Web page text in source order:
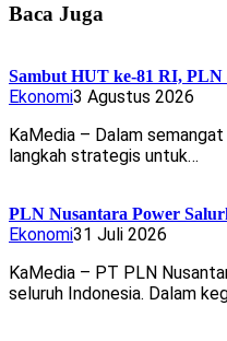
Baca Juga
Sambut HUT ke-81 RI,
Ekonomi3 Agustus 2026
KaMedia – Dalam
langkah strategis untuk…
PLN Nusantara Power
Ekonomi31 Juli 2026
KaMedia – PT PLN
seluruh Indonesia. Dalam